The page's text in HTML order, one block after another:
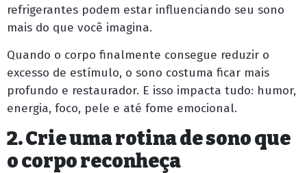
refrigerantes podem estar influenciando seu sono
mais do que você imagina.
Quando o corpo finalmente consegue reduzir o
excesso de estímulo, o sono costuma ficar mais
profundo e restaurador. E isso impacta tudo: humor,
energia, foco, pele e até fome emocional.
2. Crie uma rotina de sono que
o corpo reconheça